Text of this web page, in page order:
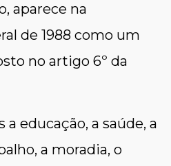
na
de 1988 como um
no artigo 6º da
educação, a saúde, a
a moradia, o